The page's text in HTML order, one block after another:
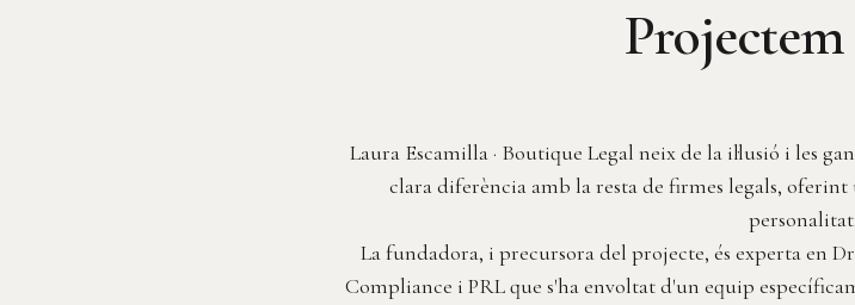
Laura Escamilla · Boutique Legal neix de la il·lusió i les
clara diferència amb la resta de firmes legals,
personalitat.
La fundadora, i precursora del projecte, és experta en
Compliance i PRL que s'ha envoltat d'un equip